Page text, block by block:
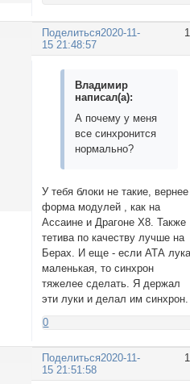
Поделиться2020-11-
15 21:48:57
Владимир
написал(а):
А почему у меня
все синхронится
нормально?
У тебя блоки не такие, вернее
форма модулей , как на
Ассаине и Драгоне Х8. Также
тетива по качеству лучше на
Берах. И еще - если АТА
маленькая, то синхрон
тяжелее сделать. Я держал
эти луки и делал им синхрон.
0
Поделиться2020-11-
15 21:51:58